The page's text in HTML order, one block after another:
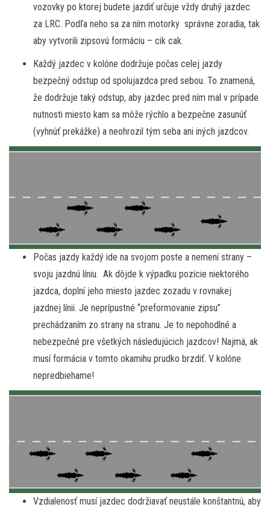
vozovky po ktorej budete jazdiť určuje vždy druhý jazdec
za LRC. Podľa neho sa za ním motorky správne zoradia, tak
aby vytvorili zipsovú formáciu – cik cak.
Každý jazdec v kolóne dodržuje počas celej jazdy
bezpečný odstup od spolujazdca pred sebou. To znamená,
že dodržuje taký odstup, aby jazdec pred ním mal v prípade
nutnosti miesto kam sa môže rýchlo a bezpečne zasunúť
(vyhnúť prekážke) a neohrozil tým seba ani iných jazdcov.
Počas jazdy každý ide na svojom poste a nemení strany –
svoju jazdnú líniu. Ak dôjde k výpadku pozície niektorého
jazdca, doplní jeho miesto jazdec zozadu v rovnakej
jazdnej línii. Je neprípustné “preformovanie zipsu”
prechádzaním zo strany na stranu. Je to nepohodlné a
nebezpečné pre všetkých následujúcich jazdcov! Najmä, ak
musí formácia v tomto okamihu prudko brzdiť. V kolóne
nepredbiehame!
Vzdialenosť musí jazdec dodržiavať neustále konštantnú, aby